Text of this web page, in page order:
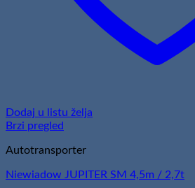
Dodaj u listu želja
Brzi pregled
Autotransporter
Niewiadow JUPITER SM 4,5m / 2,7t